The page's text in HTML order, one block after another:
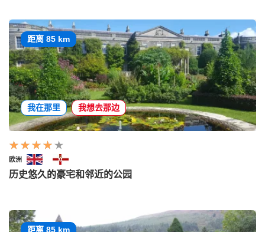
距离 85 km
我在那里 我想去那边
欧洲
历史悠久的豪宅和邻近的公园
距离 85 km